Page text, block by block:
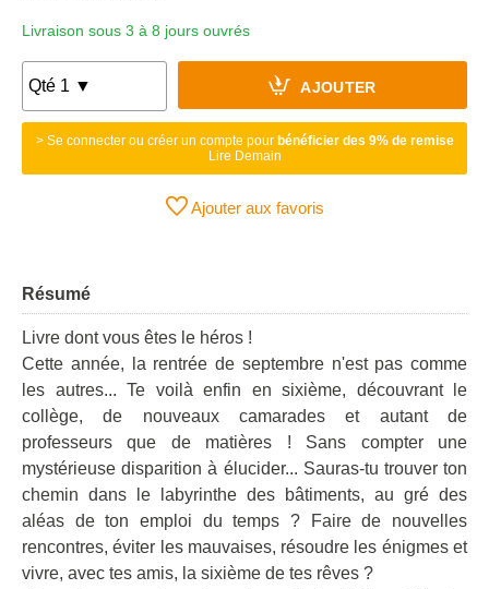
Livraison sous 3 à 8 jours ouvrés
AJOUTER
> Se connecter ou créer un compte pour bénéficier des 9% de remise
Lire Demain
Ajouter aux favoris
Résumé
Livre dont vous êtes le héros !
Cette année, la rentrée de septembre n'est pas comme
les autres... Te voilà enfin en sixième, découvrant le
collège, de nouveaux camarades et autant de
professeurs que de matières ! Sans compter une
mystérieuse disparition à élucider... Sauras-tu trouver ton
chemin dans le labyrinthe des bâtiments, au gré des
aléas de ton emploi du temps ? Faire de nouvelles
rencontres, éviter les mauvaises, résoudre les énigmes et
vivre, avec tes amis, la sixième de tes rêves ?